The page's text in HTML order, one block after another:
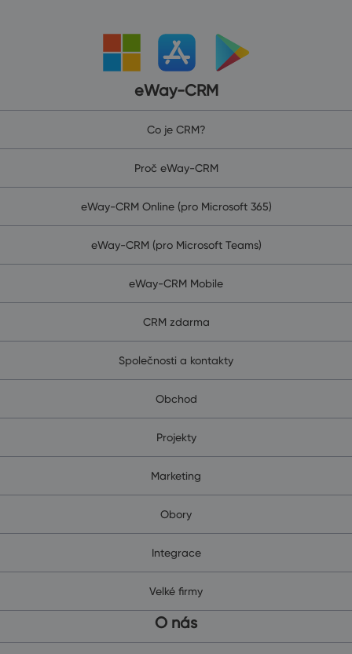
eWay-CRM
Co je CRM?
Proč eWay-CRM
eWay-CRM Online (pro Microsoft 365)
eWay-CRM (pro Microsoft Teams)
eWay-CRM Mobile
CRM zdarma
Společnosti a kontakty
Obchod
Projekty
Marketing
Obory
Integrace
Velké firmy
O nás